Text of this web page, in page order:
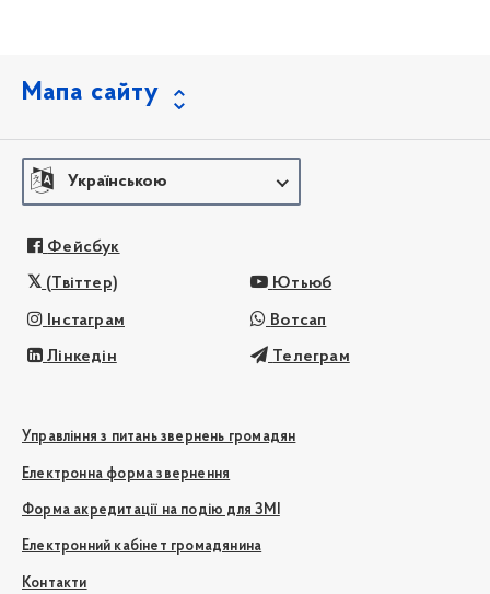
Мапа сайту
Українською
Фейсбук
(Твіттер) Ютьюб
Інстаграм Вотсап
Лінкедін Телеграм
Управління з питань звернень громадян
Електронна форма звернення
Форма акредитації на подію для ЗМІ
Електронний кабінет громадянина
Контакти